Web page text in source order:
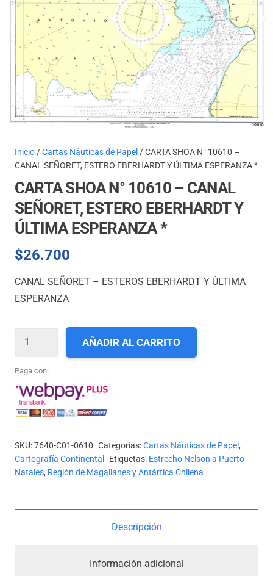
Inicio/Cartas Náuticas de Papel / CARTA SHOA N° 10610 –
CANAL SEÑORET, ESTERO EBERHARDT Y ÚLTIMA ESPERANZA *
CARTA SHOA N° 10610 – CANAL
SEÑORET, ESTERO EBERHARDT Y
ÚLTIMA ESPERANZA *
$26.700
CANAL SEÑORET – ESTEROS EBERHARDT Y ÚLTIMA
ESPERANZA
CARTA
N°
10610
CANAL
ESTERO
EBERHARDT
ÚLTIMA
AÑADIR AL CARRITO
Paga con:
SKU:7640-C01-0610 Categorías:Cartas Náuticas de Papel,
Cartografía Continental
Etiquetas: Estrecho Nelson a Puerto
Natales, Región de Magallanes y Antártica Chilena
Descripción
Información adicional